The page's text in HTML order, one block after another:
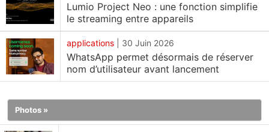
Selon le suivi des fonctionnalités WABetaInfo, le
déploiement plus large se fait via WhatsApp pour
iOS version 26.22.76. L'expansion a lieu environ trois
mois après que WhatsApp ait annoncé la prise en
charge de plusieurs comptes sur iPhone. Le
certains utilisateurs peuvent recevoir la
fonctionnalité plus tard que d'autres.
Lumio Project Neo : une fonction simplifie
le streaming entre appareils
applications 30 Juin 2026
WhatsApp permet désormais de réserver
nom d’utilisateur avant lancement
Photos »